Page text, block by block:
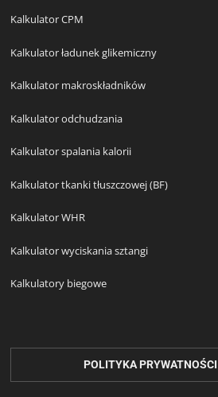
Kalkulator CPM
Kalkulator ładunek glikemiczny
Kalkulator makroskładników
Kalkulator odchudzania
Kalkulator spalania kalorii
Kalkulator tkanki tłuszczowej (BF)
Kalkulator WHR
Kalkulator wyciskania sztangi
Kalkulatory biegowe
POLITYKA